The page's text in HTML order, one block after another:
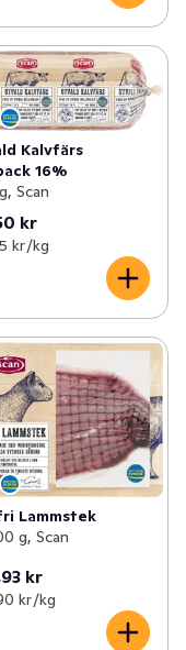
Kalvfärs
16%
Scan
kr
kr /kg
Lammstek
g, Scan
kr
kr /kg